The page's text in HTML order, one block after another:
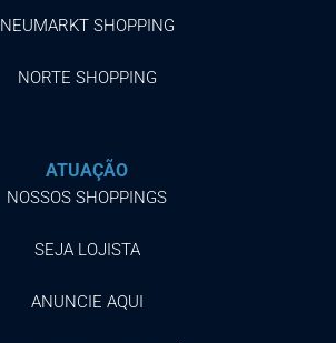
NEUMARKT SHOPPING
NORTE SHOPPING
ATUAÇÃO
NOSSOS SHOPPINGS
SEJA LOJISTA
ANUNCIE AQUI